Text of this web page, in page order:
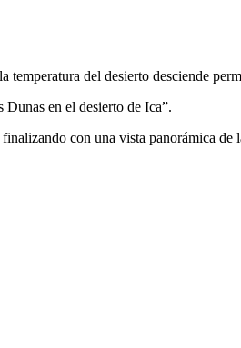
temperatura del desierto desciende
en el desierto de Ica”.
con una vista panorámica